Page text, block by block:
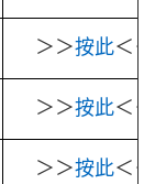
＞＞按此＜＜
＞＞按此＜＜
＞＞按此＜＜